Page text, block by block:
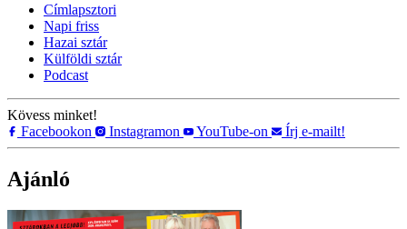
Címlapsztori
Napi friss
Hazai sztár
Külföldi sztár
Podcast
Kövess minket!
Facebookon
Instagramon YouTube-on Írj e-mailt!
Ajánló